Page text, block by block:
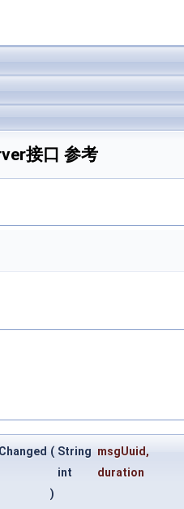
接口 参考
( String msgUuid,
int
duration
)